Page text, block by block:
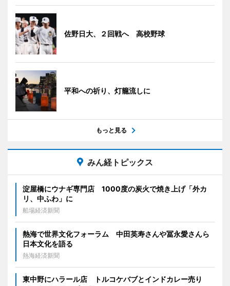
佐野日大、２回戦へ 高校野球
平和への祈り、灯籠流しに
もっと見る
みん経トピックス
淀屋橋にウナギ専門店 1000度の炭火で焼き上げ「外カ
リ、中ふわ」に
船場経済新聞
熱海で世界文化フォーラム 中田英寿さんや冨永愛さんら
日本文化を語る
熱海経済新聞
東中野にハラール店 トルコケバブとインドカレー売り